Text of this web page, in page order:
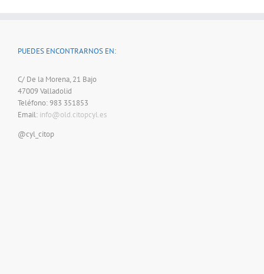
PUEDES ENCONTRARNOS EN:
C/ De la Morena, 21 Bajo
47009 Valladolid
Teléfono: 983 351853
Email: info@old.citopcyl.es
@cyl_citop